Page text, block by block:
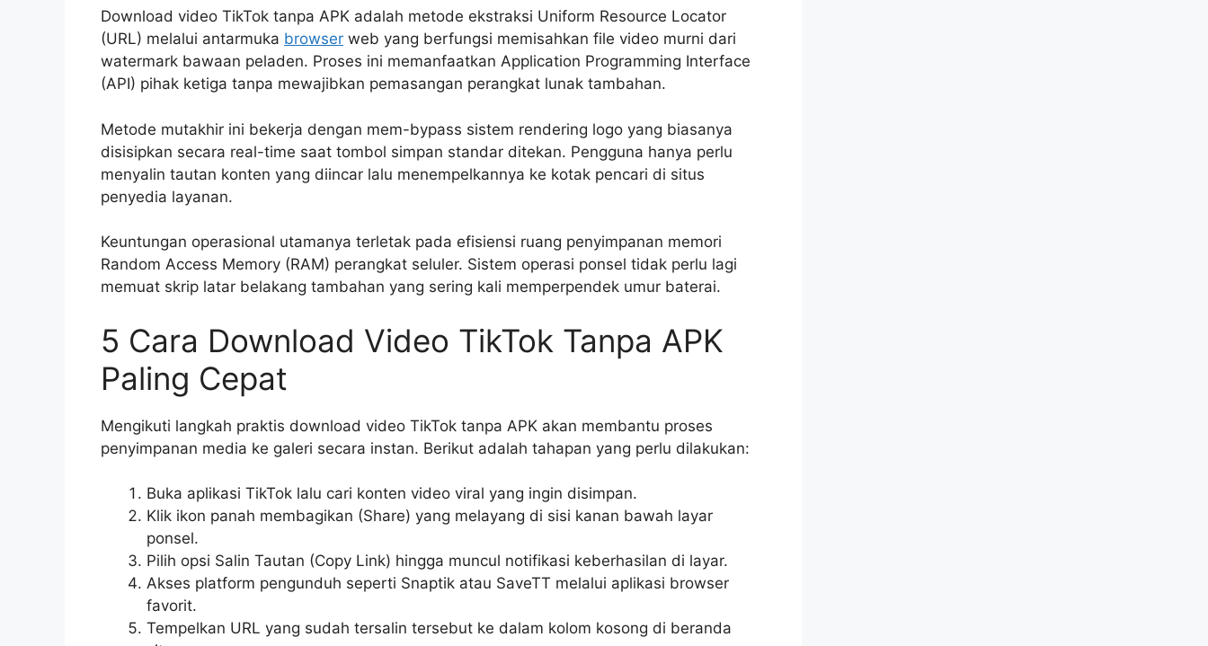
Download video TikTok tanpa APK adalah metode ekstraksi Uniform Resource Locator
(URL) melalui antarmuka browser web yang berfungsi memisahkan file video murni dari
watermark bawaan peladen. Proses ini memanfaatkan Application Programming Interface
(API) pihak ketiga tanpa mewajibkan pemasangan perangkat lunak tambahan.
Metode mutakhir ini bekerja dengan mem-bypass sistem rendering logo yang biasanya
disisipkan secara real-time saat tombol simpan standar ditekan. Pengguna hanya perlu
menyalin tautan konten yang diincar lalu menempelkannya ke kotak pencari di situs
penyedia layanan.
Keuntungan operasional utamanya terletak pada efisiensi ruang penyimpanan memori
Random Access Memory (RAM) perangkat seluler. Sistem operasi ponsel tidak perlu lagi
memuat skrip latar belakang tambahan yang sering kali memperpendek umur baterai.
5 Cara Download Video TikTok Tanpa APK
Paling Cepat
Mengikuti langkah praktis download video TikTok tanpa APK akan membantu proses
penyimpanan media ke galeri secara instan. Berikut adalah tahapan yang perlu dilakukan:
Buka aplikasi TikTok lalu cari konten video viral yang ingin disimpan.
Klik ikon panah membagikan (Share) yang melayang di sisi kanan bawah layar
ponsel.
Pilih opsi Salin Tautan (Copy Link) hingga muncul notifikasi keberhasilan di layar.
Akses platform pengunduh seperti Snaptik atau SaveTT melalui aplikasi browser
favorit.
Tempelkan URL yang sudah tersalin tersebut ke dalam kolom kosong di beranda